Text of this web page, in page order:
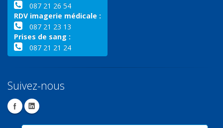
087 21 26 54
RDV imagerie médicale :
087 21 23 13
Prises de sang :
087 21 21 24
Suivez-nous